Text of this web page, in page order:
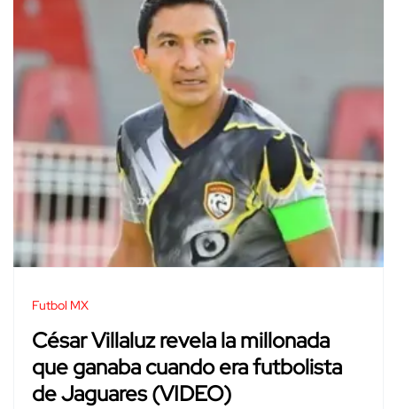
Futbol MX
César Villaluz revela la millonada
que ganaba cuando era futbolista
de Jaguares (VIDEO)